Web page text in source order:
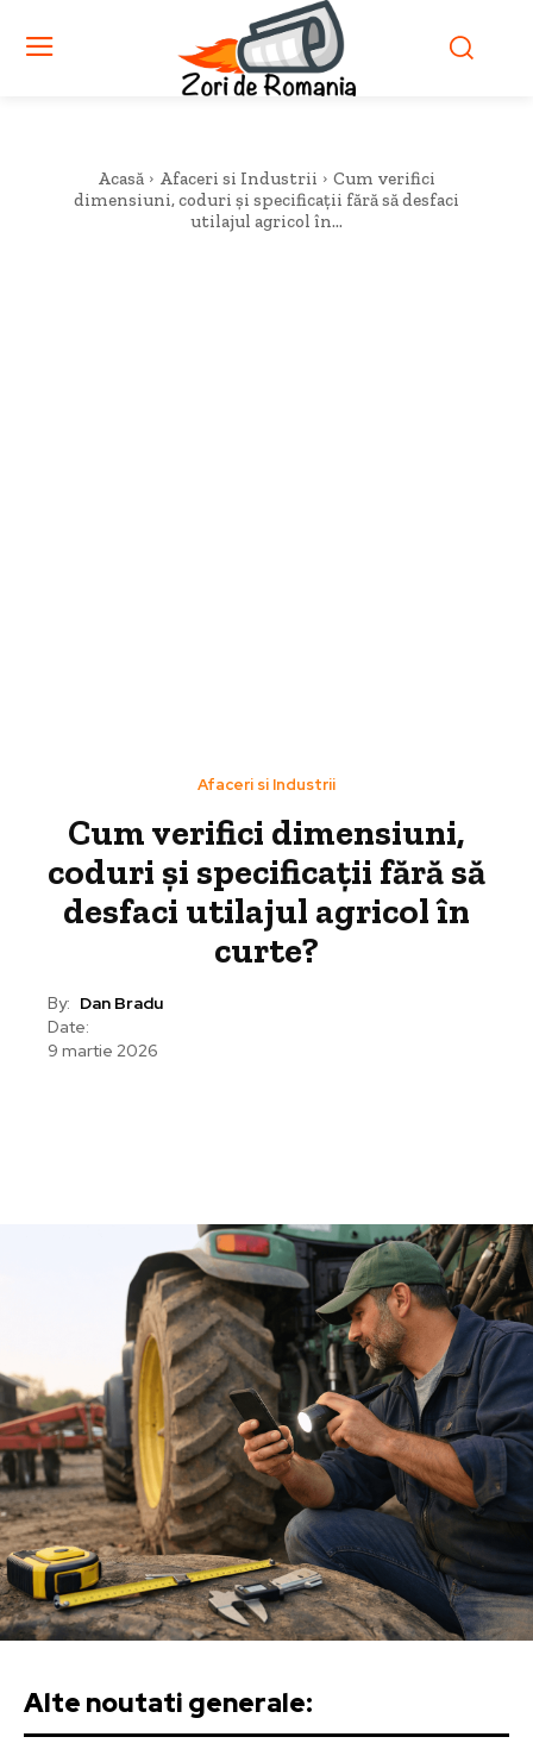
Acasă Afaceri si Industrii
Cum verifici
dimensiuni, coduri și specificații fără să desfaci
utilajul agricol în...
Afaceri si Industrii
Cum verifici dimensiuni,
coduri și specificații fără să
desfaci utilajul agricol în
curte?
By: Dan Bradu
Date:
9 martie 2026
Alte noutati generale: